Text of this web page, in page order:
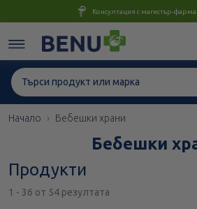
Консултация с магистър-
Начало Бебешки храни
Бебешки
Продукти
1 - 36 от 54 резултата